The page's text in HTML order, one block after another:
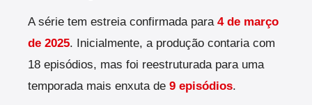
A série tem estreia confirmada para 4 de março
de 2025. Inicialmente, a produção contaria com
18 episódios, mas foi reestruturada para uma
temporada mais enxuta de 9 episódios.